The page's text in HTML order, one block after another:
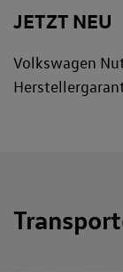
JETZT NEU
Volkswagen